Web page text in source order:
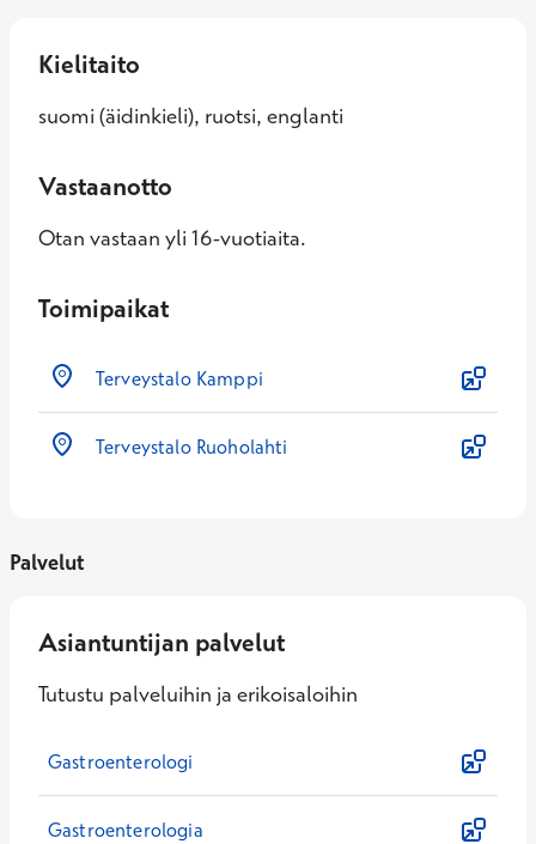
Kielitaito
suomi (äidinkieli), ruotsi, englanti
Vastaanotto
Otan vastaan yli 16-vuotiaita.
Toimipaikat
Terveystalo Kamppi
Terveystalo Ruoholahti
Palvelut
Asiantuntijan palvelut
Tutustu palveluihin ja erikoisaloihin
Gastroenterologi
Gastroenterologia